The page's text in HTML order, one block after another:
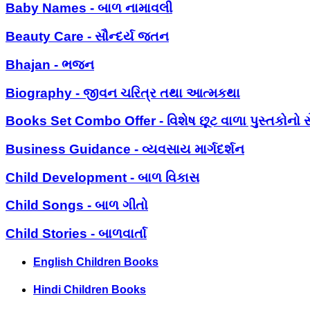
Baby Names - બાળ નામાવલી
Beauty Care - સૌન્દર્ય જતન
Bhajan - ભજન
Biography - જીવન ચરિત્ર તથા આત્મકથા
Books Set Combo Offer - વિશેષ છૂટ વાળા પુસ્તકોનો
Business Guidance - વ્યવસાય માર્ગદર્શન
Child Development - બાળ વિકાસ
Child Songs - બાળ ગીતો
Child Stories - બાળવાર્તા
English Children Books
Hindi Children Books